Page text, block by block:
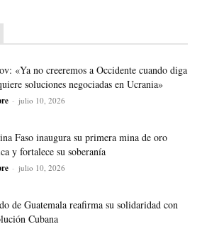
«Ya no creeremos a Occidente cuando diga
soluciones negociadas en Ucrania»
- julio 10, 2026
Faso inaugura su primera mina de oro
y fortalece su soberanía
- julio 10, 2026
de Guatemala reafirma su solidaridad con
Cubana